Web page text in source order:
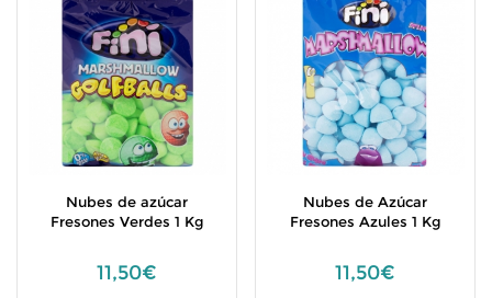
Nubes de azúcar
Fresones Verdes 1 Kg
11,50€
Nubes de Azúcar
Fresones Azules 1 Kg
11,50€